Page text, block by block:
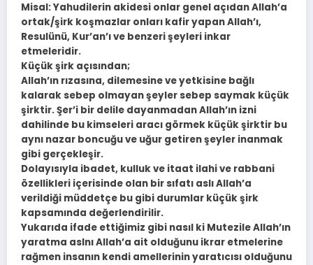
Misal: Yahudilerin akidesi onlar genel açıdan Allah’a
ortak/şirk koşmazlar onları kafir yapan Allah’ı,
Resulünü, Kur’an’ı ve benzeri şeyleri inkar
etmeleridir.
Küçük şirk açısından;
Allah’ın rızasına, dilemesine ve yetkisine bağlı
kalarak sebep olmayan şeyler sebep saymak küçük
şirktir. Şer’i bir delile dayanmadan Allah’ın izni
dahilinde bu kimseleri aracı görmek küçük şirktir bu
aynı nazar boncuğu ve uğur getiren şeyler inanmak
gibi gerçekleşir.
Dolayısıyla ibadet, kulluk ve itaat ilahi ve rabbani
özellikleri içerisinde olan bir sıfatı aslı Allah’a
verildiği müddetçe bu gibi durumlar küçük şirk
kapsamında değerlendirilir.
Yukarıda ifade ettiğimiz gibi nasıl ki Mutezile Allah’ın
yaratma aslnı Allah’a ait olduğunu ikrar etmelerine
rağmen insanın kendi amellerinin yaratıcısı olduğunu